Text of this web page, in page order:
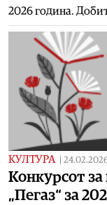
2026 година.
КУЛТУРА
Конкурсот за
„Пегаз“ за